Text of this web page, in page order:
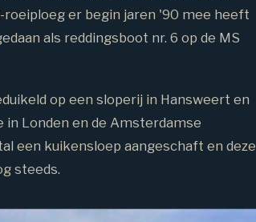
er begin jaren '90 mee heeft
als reddingsboot nr. 6 op de MS
op een sloperij in Hansweert en
in Londen en de Amsterdamse
een kuikensloep aangeschaft en deze
steeds.